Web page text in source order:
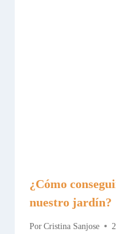
¿Cómo
nuestro jardín?
Por Cristina Sanjose